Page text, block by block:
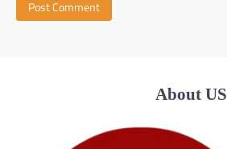
About US